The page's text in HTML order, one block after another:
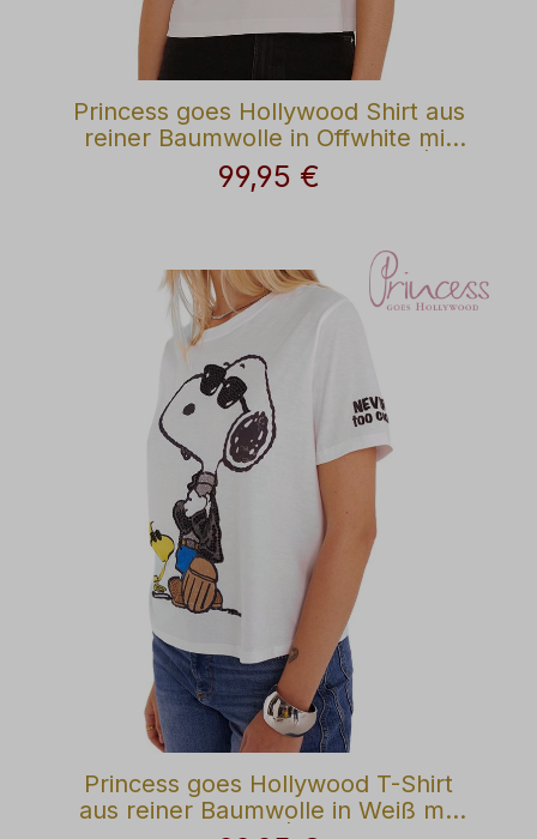
Princess goes Hollywood Shirt aus
reiner Baumwolle in Offwhite mit
Snoopy Motiv Road Warrior|
Modehaus Wörmann
Regulärer Preis:
99,95 €
Princess goes Hollywood T-Shirt
aus reiner Baumwolle in Weiß mit